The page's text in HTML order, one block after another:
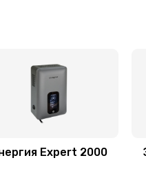
Expert 2000